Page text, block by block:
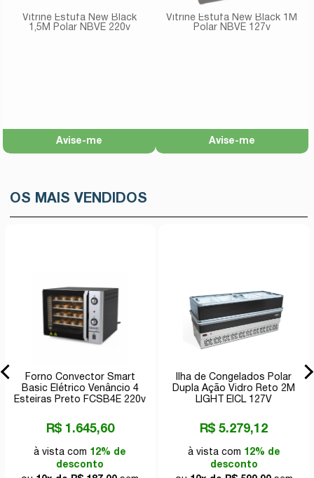
Vitrine Estufa New Black
1,5M Polar NBVE 220v
Avise-me
Vitrine Estufa New Black 1M
Polar NBVE 127v
Avise-me
OS MAIS VENDIDOS
Forno Convector Smart
Basic Elétrico Venâncio 4
Esteiras Preto FCSB4E 220v
R$ 1.645,60
à vista com 12% de
desconto
Ilha de Congelados Polar
Dupla Ação Vidro Reto 2M
LIGHT EICL 127V
R$ 5.279,12
à vista com 12% de
desconto